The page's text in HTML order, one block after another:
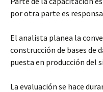
por otra parte es
El analista planea la
construcción de bases de
puesta en producción del
La evaluación se hace